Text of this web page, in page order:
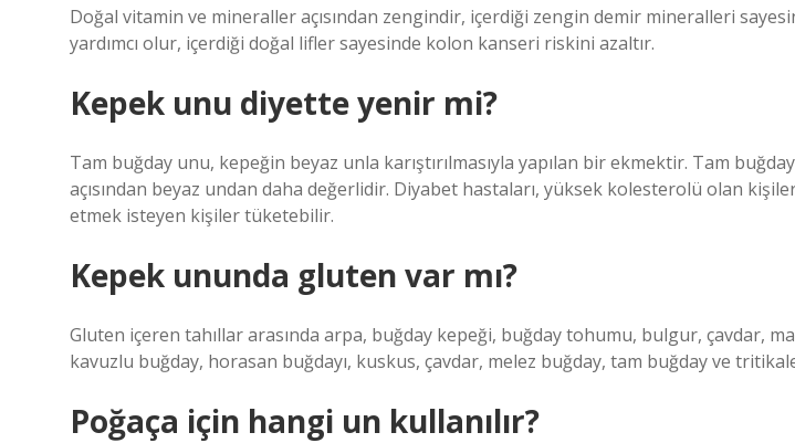
Doğal vitamin ve mineraller açısından zengindir, içerdiği zengin demir mineralleri
yardımcı olur, içerdiği doğal lifler sayesinde kolon kanseri riskini azaltır.
Kepek unu diyette yenir mi?
Tam buğday unu, kepeğin beyaz unla karıştırılmasıyla yapılan bir ekmektir. Tam
açısından beyaz undan daha değerlidir. Diyabet hastaları, yüksek kolesterolü olan
etmek isteyen kişiler tüketebilir.
Kepek ununda gluten var mı?
Gluten içeren tahıllar arasında arpa, buğday kepeği, buğday tohumu, bulgur, çavdar,
kavuzlu buğday, horasan buğdayı, kuskus, çavdar, melez buğday, tam buğday ve
Poğaça için hangi un kullanılır?